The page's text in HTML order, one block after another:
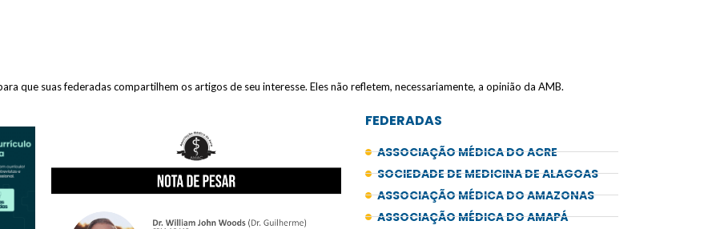
que suas federadas compartilhem os artigos de seu interesse. Eles não refletem, necessariamente, a opinião da AMB.
FEDERADAS
ASSOCIAÇÃO MÉDICA DO ACRE
SOCIEDADE DE MEDICINA DE ALAGOAS
ASSOCIAÇÃO MÉDICA DO AMAZONAS
ASSOCIAÇÃO MÉDICA DO AMAPÁ